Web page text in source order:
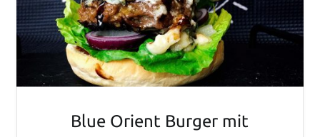
Blue Orient Burger mit